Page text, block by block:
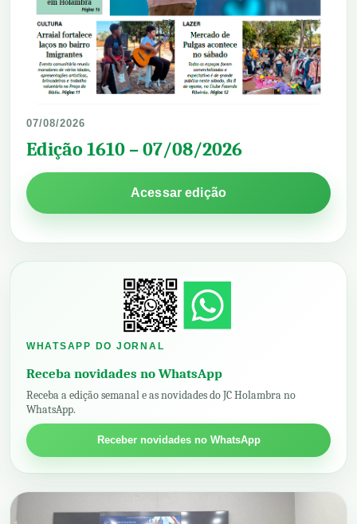
07/08/2026
Edição 1610 – 07/08/2026
Acessar edição
WHATSAPP DO JORNAL
Receba novidades no WhatsApp
Receba a edição semanal e as novidades do JC Holambra no
WhatsApp.
Receber novidades no WhatsApp